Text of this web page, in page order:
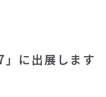
」に出展します